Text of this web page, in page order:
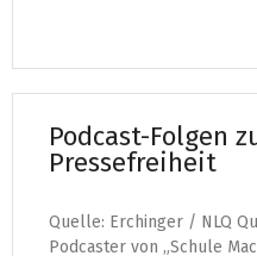
Podcast-Folgen
Pressefreiheit
Quelle: Erchinger / NLQ
Podcaster von „Schule